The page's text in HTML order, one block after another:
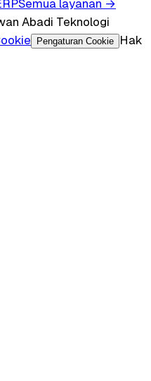
Semua layanan →
Abadi Teknologi
Pengaturan Cookie
Hak